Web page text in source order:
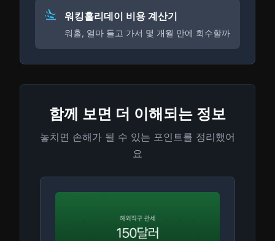
워킹홀리데이 비용 계산기
워홀, 얼마 들고 가서 몇 개월 만에 회수할까
함께 보면 더 이해되는 정보
놓치면 손해가 될 수 있는 포인트를 정리했어
요